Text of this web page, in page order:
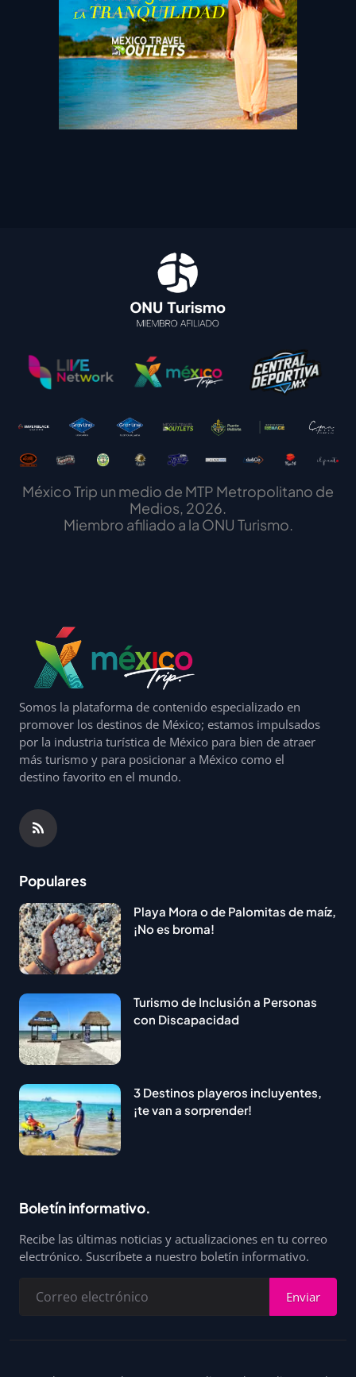
México Trip un medio de MTP Metropolitano de
Medios, 2026.
Miembro afiliado a la ONU Turismo.
Somos la plataforma de contenido especializado en
promover los destinos de México; estamos impulsados
por la industria turística de México para bien de atraer
más turismo y para posicionar a México como el
destino favorito en el mundo.
Populares
Playa Mora o de Palomitas de maíz,
¡No es broma!
Turismo de Inclusión a Personas
con Discapacidad
3 Destinos playeros incluyentes,
¡te van a sorprender!
Boletín informativo.
Recibe las últimas noticias y actualizaciones en tu correo
electrónico. Suscríbete a nuestro boletín informativo.
Enviar